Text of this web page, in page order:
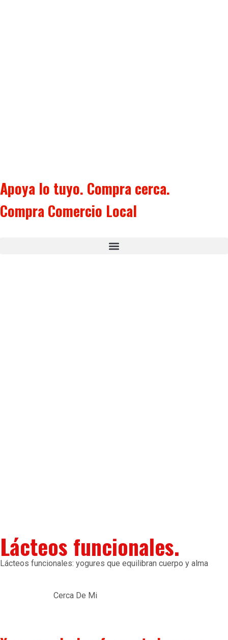
Apoya lo tuyo. Compra cerca.
Compra Comercio Local
Lácteos funcionales.
Lácteos funcionales: yogures que equilibran cuerpo y alma
Cerca De Mi